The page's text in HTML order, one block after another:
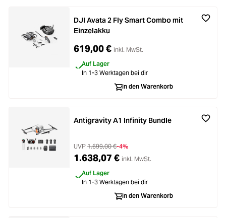
DJI Avata 2 Fly Smart Combo mit
Einzelakku
619,00 € inkl. MwSt.
Auf Lager
In 1-3 Werktagen bei dir
In den Warenkorb
Antigravity A1 Infinity Bundle
UVP 1.699,00 €-4%
1.638,07 € inkl. MwSt.
Auf Lager
In 1-3 Werktagen bei dir
In den Warenkorb